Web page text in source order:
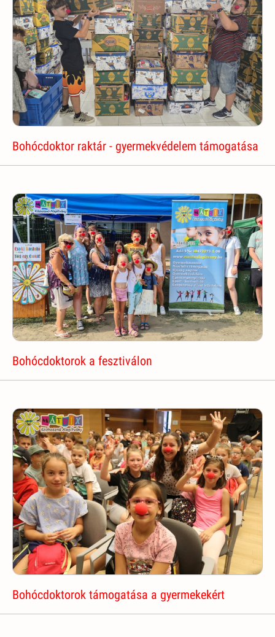
Bohócdoktor raktár - gyermekvédelem támogatása
Bohócdoktorok a fesztiválon
Bohócdoktorok támogatása a gyermekekért